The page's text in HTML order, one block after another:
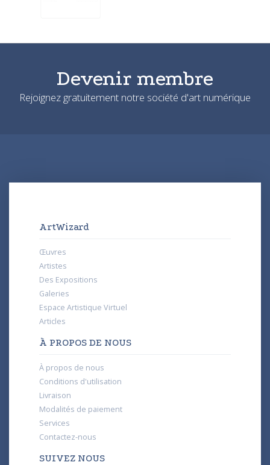
Devenir membre
Rejoignez gratuitement notre société d'art numérique
ArtWizard
Œuvres
Artistes
Des Expositions
Galeries
Espace Artistique Virtuel
Articles
À PROPOS DE NOUS
À propos de nous
Conditions d'utilisation
Livraison
Modalités de paiement
Services
Contactez-nous
SUIVEZ NOUS